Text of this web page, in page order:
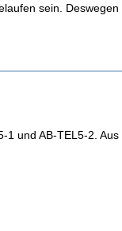
sein.
und AB-TEL5-2.